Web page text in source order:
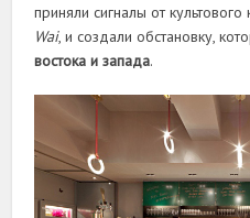
приняли сигналы от культового
Wai, и создали обстановку,
востока и запада.